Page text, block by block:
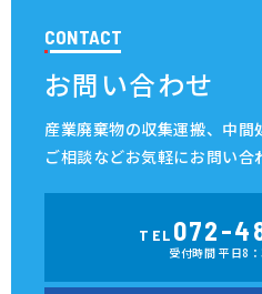
CONTACT
お問い合わせ
産業廃棄物の収集運搬、中間
ご相談などお気軽にお問い合
TEL 072-
受付時間 平日8